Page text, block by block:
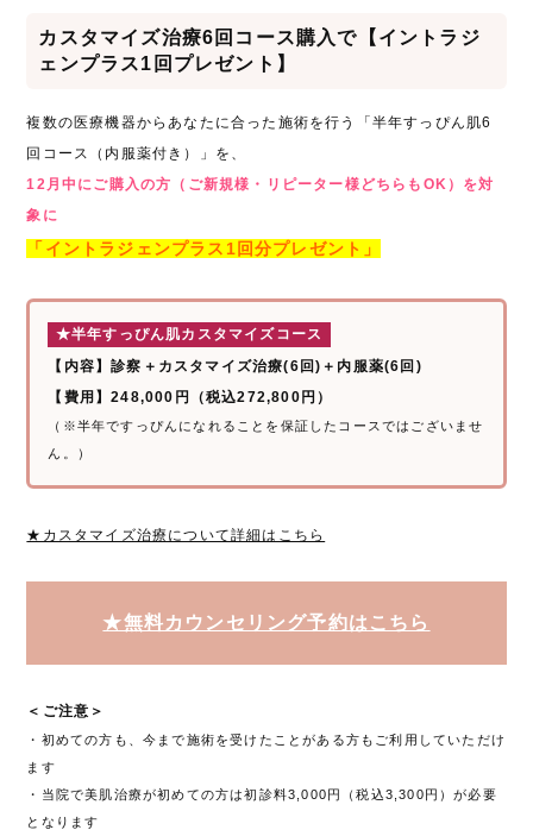
カスタマイズ治療6回コース購入で【イントラジ
ェンプラス1回プレゼント】
複数の医療機器からあなたに合った施術を行う「半年すっぴん肌6
回コース（内服薬付き）」を、
12月中にご購入の方（ご新規様・リピーター様どちらもOK）を対
象に
「イントラジェンプラス1回分プレゼント」
★半年すっぴん肌カスタマイズコース
【内容】診察＋カスタマイズ治療(6回)＋内服薬(6回)
【費用】248,000円（税込272,800円）
（※半年ですっぴんになれることを保証したコースではございませ
ん。）
★カスタマイズ治療について詳細はこちら
★無料カウンセリング予約はこちら
＜ご注意＞
・初めての方も、今まで施術を受けたことがある方もご利用していただけ
ます
・当院で美肌治療が初めての方は初診料3,000円（税込3,300円）が必要
となります